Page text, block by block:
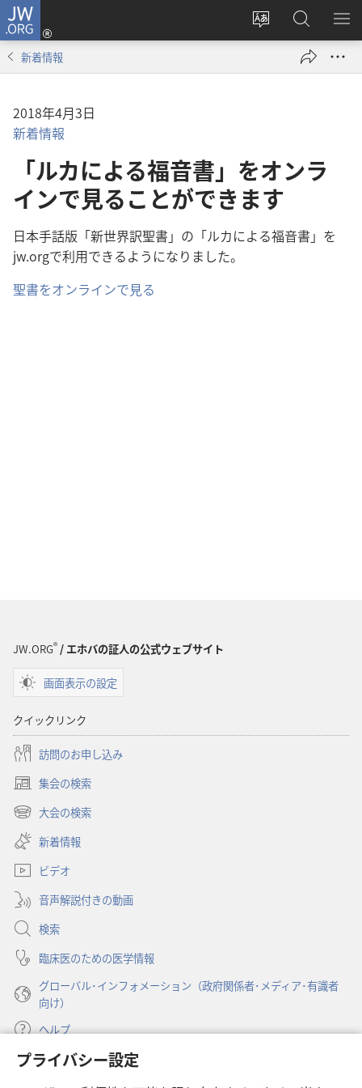
プライバシー設定
JW.ORG
サ
ト
変
え
る
ロ
グ
ン
ブ
で
開
く）
JW.ORG
の
検
メ
を
新着情報
2018年4月3日
新着情報
「ルカによる福音書」をオンラ
インで見ることができます
日本手話版「新世界訳聖書」の「ルカによる福音書」を
jw.orgで利用できるようになりました。
聖書をオンラインで見る
JW.ORG®/ エホバの証人の公式ウェブサイト
画面表示の設定
クイックリンク
訪問のお申し込み
集会の検索
（新
し
タ
で
開
く）
大会の検索
（新
し
い
タ
ブ
で
開
く）
新着情報
ビデオ
音声解説付きの動画
検索
臨床医のための医学情報
グローバル･インフォメーション（政府関係者･メディア･有識者
向け）
ヘルプ
寄付